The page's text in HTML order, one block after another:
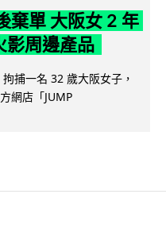
棄單 大阪女 2 年
影周邊產品
捕一名 32 歲大阪女子，
網店「JUMP